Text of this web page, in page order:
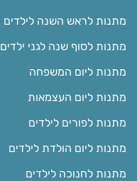
מתנות לראש השנה לילדים
מתנות לסוף שנה לגני ילדים
מתנות ליום המשפחה
מתנות ליום העצמאות
מתנות לפורים לילדים
מתנות ליום הולדת לילדים
מתנות לחנוכה לילדים